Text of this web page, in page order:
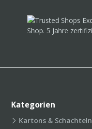
Kategorien
Kartons & Schachteln